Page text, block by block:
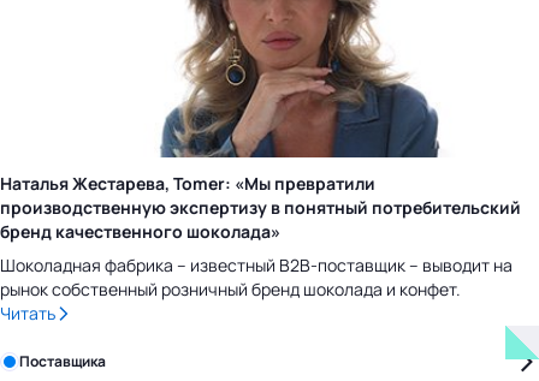
Наталья Жестарева, Tomer: «Мы превратили
производственную экспертизу в понятный потребительский
бренд качественного шоколада»
Шоколадная фабрика – известный B2B-поставщик – выводит на
рынок собственный розничный бренд шоколада и конфет.
Читать
Поставщика